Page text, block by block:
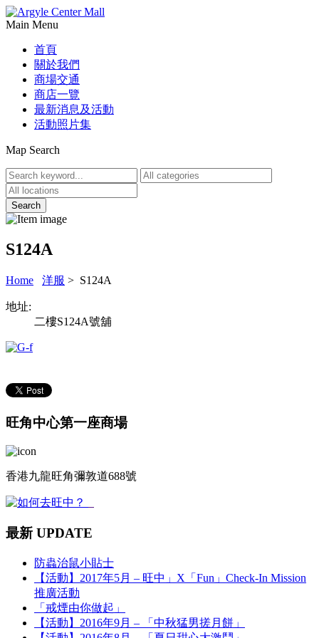
Main Menu
首頁
關於我們
商場交通
商店一覽
最新消息及活動
活動照片集
Map Search
S124A
Home 洋服 > S124A
地址:
二樓S124A號舖
旺角中心第一座商場
香港九龍旺角彌敦道688號
最新 UPDATE
防蟲治鼠小貼士
【活動】2017年5月 – 旺中」X「Fun」Check-In Mission
推廣活動
「戒煙由你做起」
【活動】2016年9月 – 「中秋猛男搓月餅」